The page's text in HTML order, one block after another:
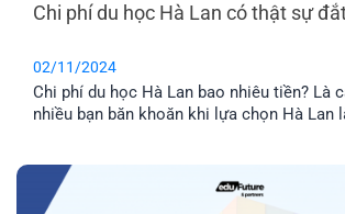
Chi phí du học Hà Lan có thật sự
02/11/2024
Chi phí du học Hà Lan bao nhiêu tiền? Là
nhiều bạn băn khoăn khi lựa chọn Hà Lan
Cùng EFP tìm hiểu thông qua bài viết dưới